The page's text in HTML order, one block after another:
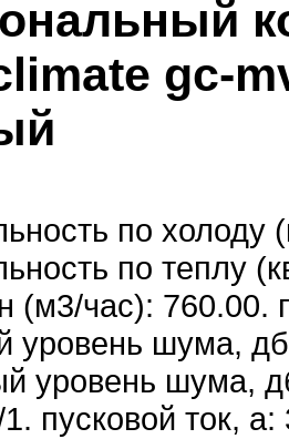
gc-
по холоду
по теплу
(м3/час):
уровень шума,
уровень шума,
пусковой ток, а: